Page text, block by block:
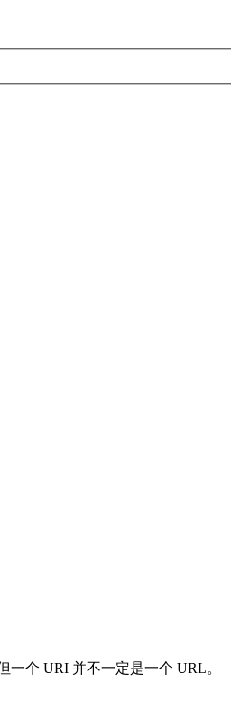
个 URI 并不一定是一个 URL。